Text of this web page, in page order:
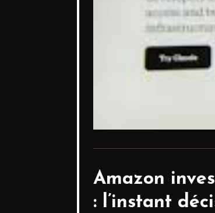
Amazon
: l’instant